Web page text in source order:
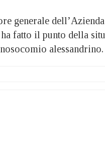
generale dell’Azienda
ha fatto il punto della
alessandrino.